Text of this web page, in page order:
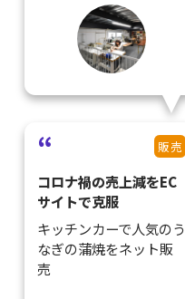
販売
コロナ禍の売上減をEC
サイトで克服
キッチンカーで人気のう
なぎの蒲焼をネット販
売